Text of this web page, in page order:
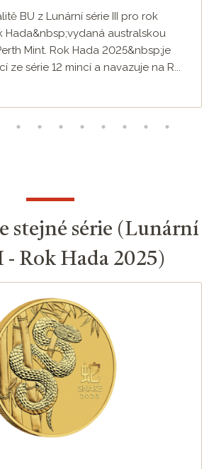
BU z Lunární série III pro rok
Hada&nbsp;vydaná australskou
Mint. Rok Hada 2025&nbsp;je
ze série 12 mincí a navazuje na R...
stejné série (Lunární
- Rok Hada 2025)